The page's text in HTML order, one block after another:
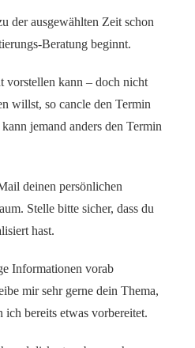
der ausgewählten Zeit schon
Beratung beginnt.
vorstellen kann – doch nicht
willst, so cancle den Termin
jemand anders den Termin
deinen persönlichen
Stelle bitte sicher, dass du
hast.
Informationen vorab
mir sehr gerne dein Thema,
ich bereits etwas vorbereitet.